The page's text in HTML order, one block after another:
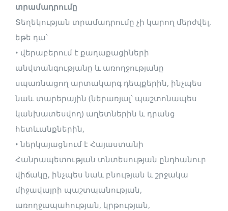
տրամադրումը
Տեղեկության տրամադրումը չի կարող մերժվել,
եթե դա՝
• վերաբերում է քաղաքացիների
անվտանգությանը և առողջությանը
սպառնացող արտակարգ դեպքերին, ինչպես
նաև տարերային (ներառյալ՝ պաշտոնապես
կանխատեսվող) աղետներին և դրանց
հետևանքներին,
• ներկայացնում է Հայաստանի
Հանրապետության տնտեսության ընդհանուր
վիճակը, ինչպես նաև բնության և շրջակա
միջավայրի պաշտպանության,
առողջապահության, կրթության,